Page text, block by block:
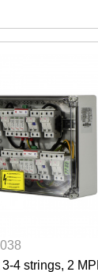
4 strings, 2